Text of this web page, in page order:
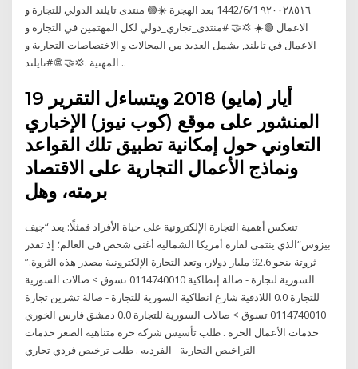
٩٢٠٠٢٨٥١٦ 1‏‏/6‏‏/1442 بعد الهجرة ☀️🟢 منتدى تايلند الدولي للتجارة و
الاعمال 🟢☀️ 💢🤝 #منتدى_تجاري_دولي لكل المهتمين في التجارة و
الاعمال في تايلند, يشمل العديد من المجالات و الاختصاصات التجارية و
المهنية .💢🤝 🌐 #تايلند ..
19 أيار (مايو) 2018 ويتساءل التقرير
المنشور على موقع (كوب نيوز) الإخباري
التعاوني حول إمكانية تطبيق تلك القواعد
ونماذج الأعمال التجارية على الاقتصاد
تنعكس أهمية التجارة الإلكترونية على حياة الأفراد فمثلًا: يعد “جيف
بيزوس“الذي ينتمى لقارة أمريكا الشمالية أغنى شخص فى العالم؛ إذ تقدر
ثروتة بنحو 92.6 مليار دولار، وتعد التجارة الإلكترونية مصدر هذه الثروة.”
السورية لتجارة - صالة إنطاكية 0114740010 تسوق > صالات السورية
للتجارة 0.0 اللاذقية شارع انطاكية السورية للتجارة - صالة تشرين تجارة
0114740010 تسوق > صالات السورية للتجارة 0.0 دمشق فارس الخوري
خدمات الأعمال الحرة . طلب تأسيس شركة حرة متناهية الصغر خدمات
التراخيص التجارية - الفرديه . طلب ترخيص فردي تجاري